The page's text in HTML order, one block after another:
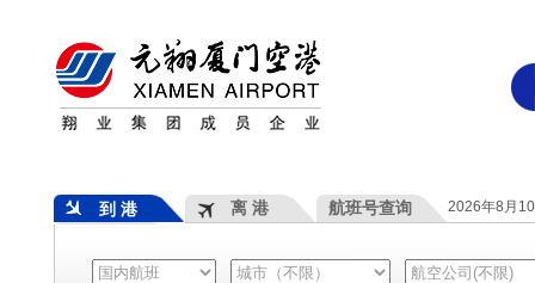
到 港 离 港 航班号查询 2026年8月